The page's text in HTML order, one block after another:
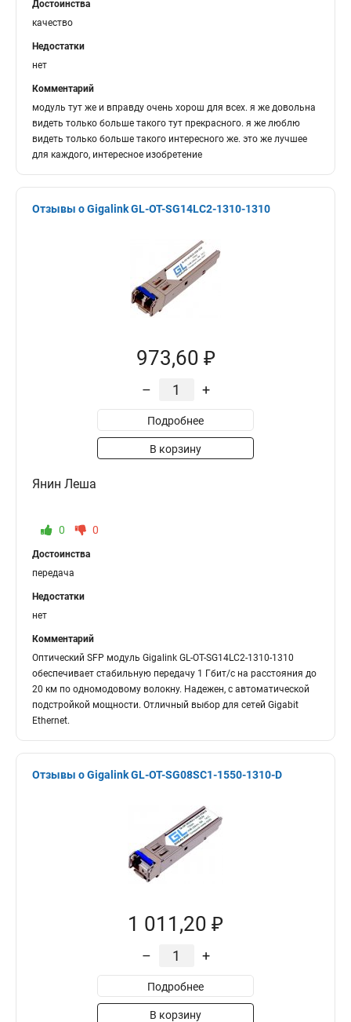
Достоинства
качество
Недостатки
нет
Комментарий
модуль тут же и вправду очень хорош для всех. я же довольна
видеть только больше такого тут прекрасного. я же люблю
видеть только больше такого интересного же. это же лучшее
для каждого, интересное изобретение
Отзывы о Gigalink GL-OT-SG14LC2-1310-1310
973,60 ₽
– +
Подробнее
В корзину
Янин Леша
0 0
Достоинства
передача
Недостатки
нет
Комментарий
Оптический SFP модуль Gigalink GL-OT-SG14LC2-1310-1310
обеспечивает стабильную передачу 1 Гбит/с на расстояния до
20 км по одномодовому волокну. Надежен, с автоматической
подстройкой мощности. Отличный выбор для сетей Gigabit
Ethernet.
Отзывы о Gigalink GL-OT-SG08SC1-1550-1310-D
1 011,20 ₽
– +
Подробнее
В корзину